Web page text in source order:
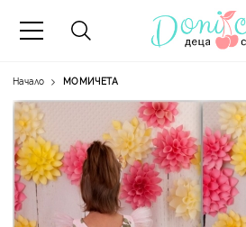
Начало МОМИЧЕТА